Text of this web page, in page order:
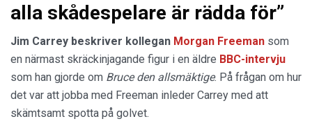
alla skådespelare är rädda för”
Jim Carrey beskriver kollegan Morgan Freeman som
en närmast skräckinjagande figur i en äldre BBC-intervju
som han gjorde om Bruce den allsmäktige. På frågan om hur
det var att jobba med Freeman inleder Carrey med att
skämtsamt spotta på golvet.